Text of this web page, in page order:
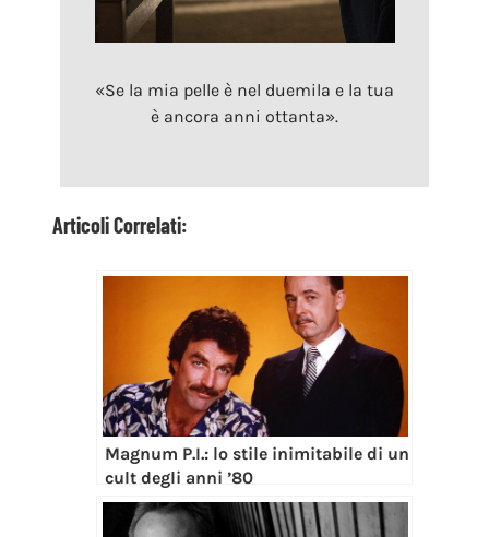
«Se la mia pelle è nel duemila e la tua
è ancora anni ottanta».
Articoli Correlati:
Magnum P.I.: lo stile inimitabile di un
cult degli anni ’80